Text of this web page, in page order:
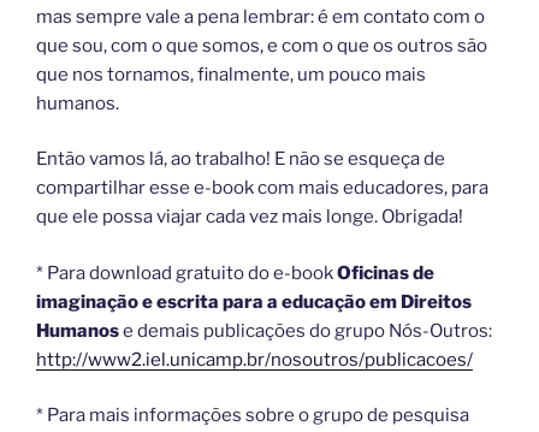
mas sempre vale a pena lembrar: é em contato com o
que sou, com o que somos, e com o que os outros são
que nos tornamos, finalmente, um pouco mais
humanos.
Então vamos lá, ao trabalho! E não se esqueça de
compartilhar esse e-book com mais educadores, para
que ele possa viajar cada vez mais longe. Obrigada!
* Para download gratuito do e-bookOficinas de
imaginação e escrita para a educação em Direitos
Humanose demais publicações do grupo Nós-Outros:
http://www2.iel.unicamp.br/nosoutros/publicacoes/
* Para mais informações sobre o grupo de pesquisa